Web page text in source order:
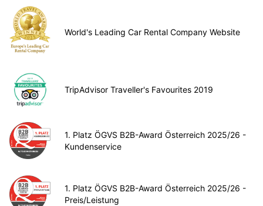
World's Leading Car Rental Company Website
TripAdvisor Traveller's Favourites 2019
1. Platz ÖGVS B2B-Award Österreich 2025/26 -
Kundenservice
1. Platz ÖGVS B2B-Award Österreich 2025/26 -
Preis/Leistung